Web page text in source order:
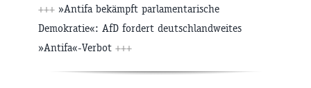
+++ »Antifa bekämpft parlamentarische
Demokratie«: AfD fordert deutschlandweites
»Antifa«-Verbot +++